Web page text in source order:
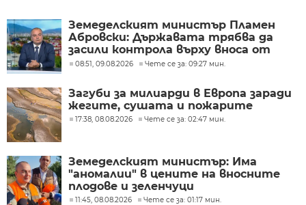
Земеделският министър Пламен
Абровски: Държавата трябва да
засили контрола върху вноса от
трети страни
08:51, 09.08.2026 Чете се за: 09:27 мин.
Загуби за милиарди в Европа заради
жегите, сушата и пожарите
17:38, 08.08.2026 Чете се за: 02:47 мин.
Земеделският министър: Има
"аномалии" в цените на вносните
плодове и зеленчуци
11:45, 08.08.2026 Чете се за: 01:17 мин.